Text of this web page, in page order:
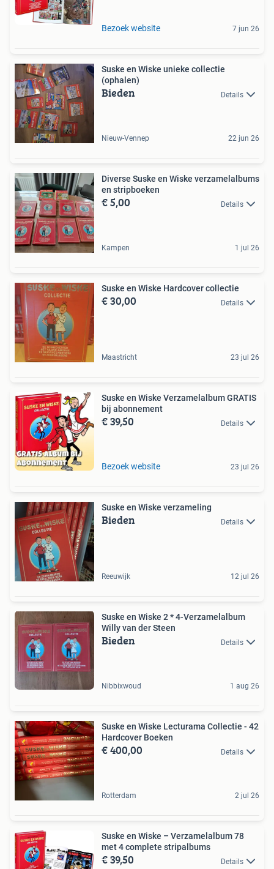
Bezoek website 7 jun 26
Suske en Wiske unieke collectie
(ophalen)
Bieden Details
Nieuw-Vennep 22 jun 26
Diverse Suske en Wiske verzamelalbums
en stripboeken
€ 5,00 Details
Kampen 1 jul 26
Suske en Wiske Hardcover collectie
€ 30,00 Details
Maastricht 23 jul 26
Suske en Wiske Verzamelalbum GRATIS
bij abonnement
€ 39,50 Details
Bezoek website 23 jul 26
Suske en Wiske verzameling
Bieden Details
Reeuwijk 12 jul 26
Suske en Wiske 2 * 4-Verzamelalbum
Willy van der Steen
Bieden Details
Nibbixwoud 1 aug 26
Suske en Wiske Lecturama Collectie - 42
Hardcover Boeken
€ 400,00 Details
Rotterdam 2 jul 26
Suske en Wiske – Verzamelalbum 78
met 4 complete stripalbums
€ 39,50 Details